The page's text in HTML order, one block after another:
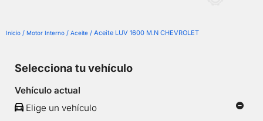
Inicio / Motor Interno / Aceite / Aceite LUV 1600 M.N CHEVROLET
Selecciona tu vehículo
Vehículo actual
Elige un vehículo